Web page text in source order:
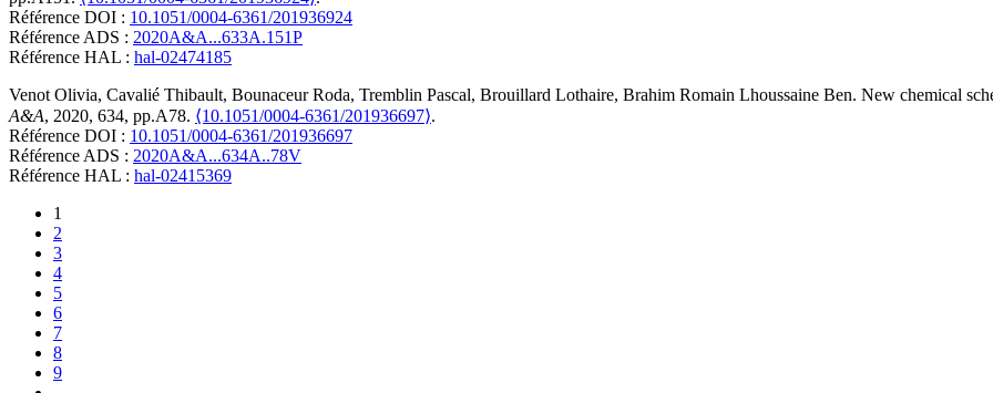
Référence DOI : 10.1051/0004-6361/201936924
Référence ADS : 2020A&A...633A.151P
Référence HAL : hal-02474185
Venot Olivia, Cavalié Thibault, Bounaceur Roda, Tremblin Pascal, Brouillard Lothaire, Brahim Romain Lhoussaine Ben. New chemical
A&A, 2020, 634, pp.A78. ⟨10.1051/0004-6361/201936697⟩.
Référence DOI : 10.1051/0004-6361/201936697
Référence ADS : 2020A&A...634A..78V
Référence HAL : hal-02415369
1
2
3
4
5
6
7
8
9